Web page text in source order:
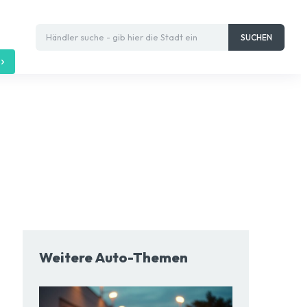
Händler suche - gib hier die Stadt ein SUCHEN
Weitere Auto-Themen